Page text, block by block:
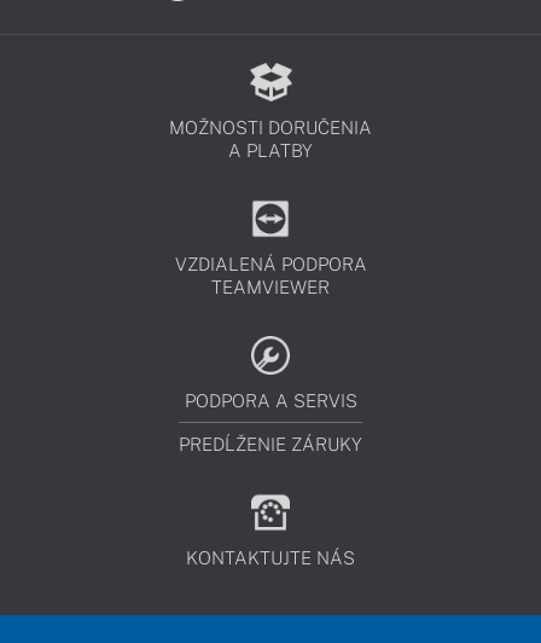
MOŽNOSTI DORUČENIA
A PLATBY
VZDIALENÁ PODPORA
TEAMVIEWER
PODPORA A SERVIS
PREDĹŽENIE ZÁRUKY
KONTAKTUJTE NÁS